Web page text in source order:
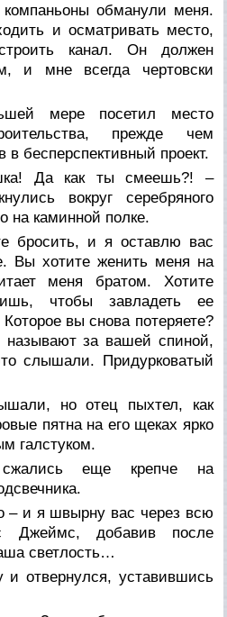
обманули меня.
и осматривать место,
канал. Он должен
и мне всегда чертовски
мере посетил место
прежде чем
бесперспективный проект.
Да как ты смеешь?! –
вокруг серебряного
на каминной полке.
бросить, и я оставлю вас
Вы хотите женить меня на
меня братом. Хотите
чтобы завладеть ее
вы снова потеряете?
называют за вашей спиной,
слышали. Придурковатый
но отец пыхтел, как
пятна на его щеках ярко
галстуком.
еще крепче на
– и я швырну вас через всю
Джеймс, добавив после
светлость…
и отвернулся, уставившись